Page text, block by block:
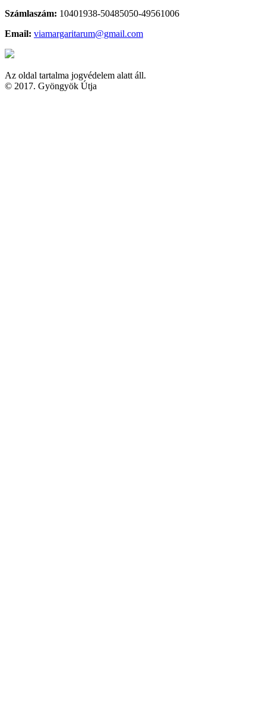
Számlaszám: 10401938-50485050-49561006
Email: viamargaritarum@gmail.com
Az oldal tartalma jogvédelem alatt áll.
© 2017. Gyöngyök Útja